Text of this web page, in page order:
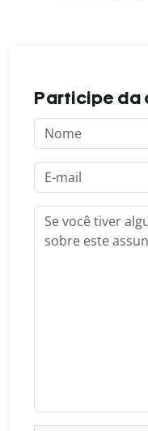
Participe da